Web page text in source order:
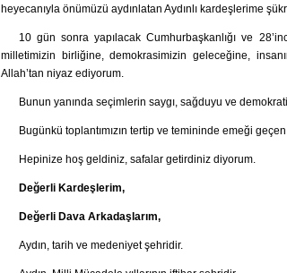
heyecanıyla önümüzü aydınlatan Aydınlı kardeşlerime
10 gün sonra yapılacak Cumhurbaşkanlığı ve
milletimizin birliğine, demokrasimizin geleceğine,
Allah’tan niyaz ediyorum.
Bunun yanında seçimlerin saygı, sağduyu ve
Bugünkü toplantımızın tertip ve temininde emeği
Hepinize hoş geldiniz, safalar getirdiniz diyorum.
Değerli Kardeşlerim,
Değerli Dava Arkadaşlarım,
Aydın, tarih ve medeniyet şehridir.